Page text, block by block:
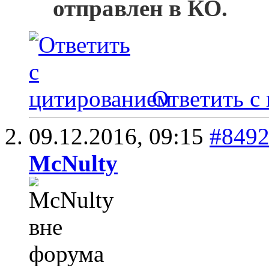
отправлен в КО.
Ответить с
09.12.2016, 09:15 #8492
McNulty